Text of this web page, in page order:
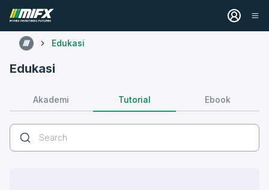
Edukasi
Edukasi
Akademi Tutorial Ebook